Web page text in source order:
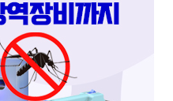
UV LED 고급형